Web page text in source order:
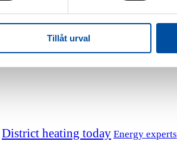
Tillåt urval
District heating today Energy experts